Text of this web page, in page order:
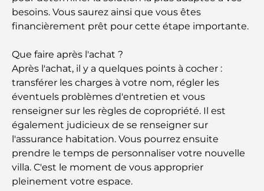
Family Beach Club Dubai : Là où divertissement et
détente se rencontrent
Les meilleures écoles IB à Dubaï : un guide
complet pour les parents
Plan directeur de Dubai Hills : une vision pour la
vie communautaire moderne
Restaurant de l'Opéra de Dubaï : Quand la
gastronomie rencontre la culture
Les marques de costumes les plus chères qui
besoins. Vous saurez ainsi que vous êtes
financièrement prêt pour cette étape importante.
Que faire après l'achat ?
Après l'achat, il y a quelques points à cocher :
transférer les charges à votre nom, régler les
éventuels problèmes d'entretien et vous
renseigner sur les règles de copropriété. Il est
également judicieux de se renseigner sur
l'assurance habitation. Vous pourrez ensuite
prendre le temps de personnaliser votre nouvelle
villa. C'est le moment de vous approprier
pleinement votre espace.